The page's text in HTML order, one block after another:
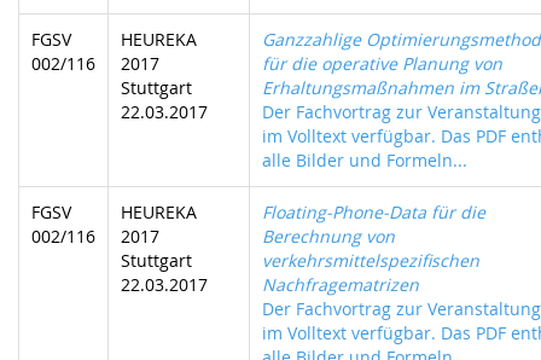
FGSV
002/116
HEUREKA
2017
Stuttgart
22.03.2017
Ganzzahlige
für die operative Planung von
Erhaltungsmaßnahmen im
Der Fachvortrag zur
im Volltext verfügbar. Das PDF
alle Bilder und Formeln...
FGSV
002/116
HEUREKA
2017
Stuttgart
22.03.2017
Floating-Phone-Data für die
Berechnung von
verkehrsmittelspezifischen
Nachfragematrizen
Der Fachvortrag zur
im Volltext verfügbar. Das PDF